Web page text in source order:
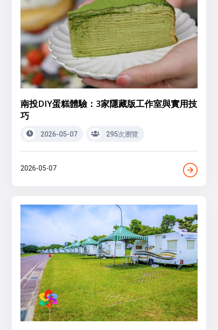
南投DIY蛋糕體驗：3家隱藏版工作室與實用技
巧
2026-05-07 295次瀏覽
2026-05-07